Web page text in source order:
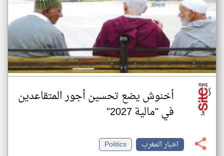
أخنوش يضع تحسين أجور المتقاعدين
في "مالية 2027"
اخبار المغرب
Politics